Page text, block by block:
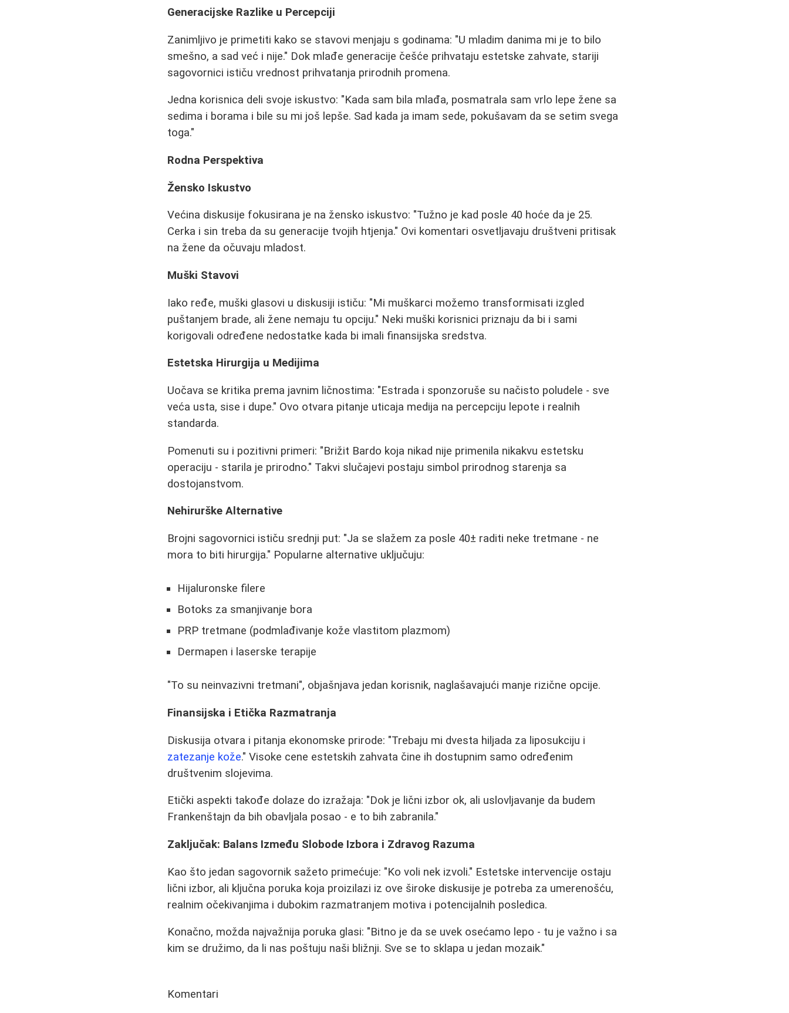
Generacijske Razlike u Percepciji
Zanimljivo je primetiti kako se stavovi menjaju s godinama: "U mladim danima mi je to bilo
smešno, a sad već i nije." Dok mlađe generacije češće prihvataju estetske zahvate, stariji
sagovornici ističu vrednost prihvatanja prirodnih promena.
Jedna korisnica deli svoje iskustvo: "Kada sam bila mlađa, posmatrala sam vrlo lepe žene sa
sedima i borama i bile su mi još lepše. Sad kada ja imam sede, pokušavam da se setim svega
toga."
Rodna Perspektiva
Žensko Iskustvo
Većina diskusije fokusirana je na žensko iskustvo: "Tužno je kad posle 40 hoće da je 25.
Cerka i sin treba da su generacije tvojih htjenja." Ovi komentari osvetljavaju društveni pritisak
na žene da očuvaju mladost.
Muški Stavovi
Iako ređe, muški glasovi u diskusiji ističu: "Mi muškarci možemo transformisati izgled
puštanjem brade, ali žene nemaju tu opciju." Neki muški korisnici priznaju da bi i sami
korigovali određene nedostatke kada bi imali finansijska sredstva.
Estetska Hirurgija u Medijima
Uočava se kritika prema javnim ličnostima: "Estrada i sponzoruše su načisto poludele - sve
veća usta, sise i dupe." Ovo otvara pitanje uticaja medija na percepciju lepote i realnih
standarda.
Pomenuti su i pozitivni primeri: "Brižit Bardo koja nikad nije primenila nikakvu estetsku
operaciju - starila je prirodno." Takvi slučajevi postaju simbol prirodnog starenja sa
dostojanstvom.
Nehirurške Alternative
Brojni sagovornici ističu srednji put: "Ja se slažem za posle 40± raditi neke tretmane - ne
mora to biti hirurgija." Popularne alternative uključuju:
Hijaluronske filere
Botoks za smanjivanje bora
PRP tretmane (podmlađivanje kože vlastitom plazmom)
Dermapen i laserske terapije
"To su neinvazivni tretmani", objašnjava jedan korisnik, naglašavajući manje rizične opcije.
Finansijska i Etička Razmatranja
Diskusija otvara i pitanja ekonomske prirode: "Trebaju mi dvesta hiljada za liposukciju i
zatezanje kože." Visoke cene estetskih zahvata čine ih dostupnim samo određenim
društvenim slojevima.
Etički aspekti takođe dolaze do izražaja: "Dok je lični izbor ok, ali uslovljavanje da budem
Frankenštajn da bih obavljala posao - e to bih zabranila."
Zaključak: Balans Između Slobode Izbora i Zdravog Razuma
Kao što jedan sagovornik sažeto primećuje: "Ko voli nek izvoli." Estetske intervencije ostaju
lični izbor, ali ključna poruka koja proizilazi iz ove široke diskusije je potreba za umerenošću,
realnim očekivanjima i dubokim razmatranjem motiva i potencijalnih posledica.
Konačno, možda najvažnija poruka glasi: "Bitno je da se uvek osećamo lepo - tu je važno i sa
kim se družimo, da li nas poštuju naši bližnji. Sve se to sklapa u jedan mozaik."
Komentari